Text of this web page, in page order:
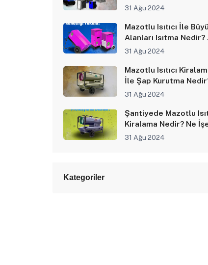
Yarar?
31 Ağu 2024
Mazotlu Isıtıcı İle
Alanları Isıtma Nedir?
İşe Yarar?
31 Ağu 2024
Mazotlu Isıtıcı
İle Şap Kurutma
Ne İşe Yarar?
31 Ağu 2024
Şantiyede Mazotlu
Kiralama Nedir? Ne
Yarar?
31 Ağu 2024
Kategoriler